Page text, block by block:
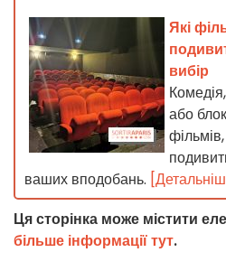
Які
вибір
або
ваших вподобань.
Ця сторінка може містити
більше інформації тут.